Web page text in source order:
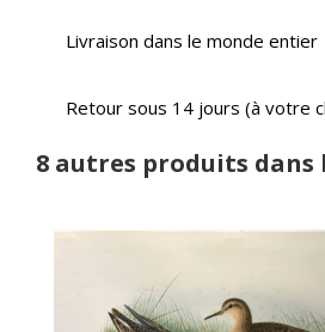
Livraison dans le monde entier
Retour sous 14 jours (à votre
8 autres produits dans